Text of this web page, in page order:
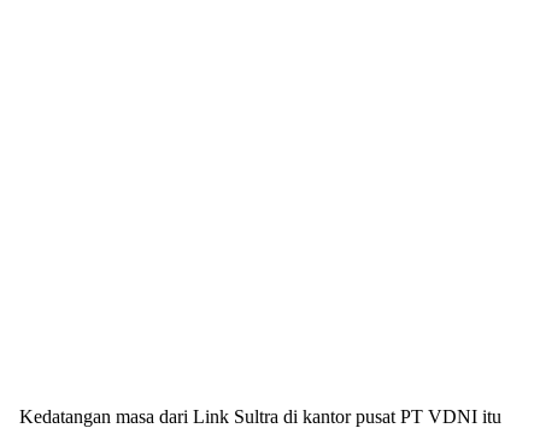
Kedatangan masa dari Link Sultra di kantor pusat PT VDNI itu